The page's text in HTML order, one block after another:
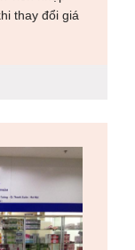
thay đổi giá